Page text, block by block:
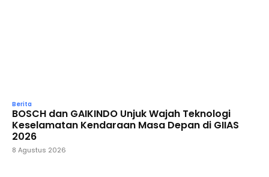
Berita
BOSCH dan GAIKINDO Unjuk Wajah Teknologi
Keselamatan Kendaraan Masa Depan di GIIAS
2026
8 Agustus 2026